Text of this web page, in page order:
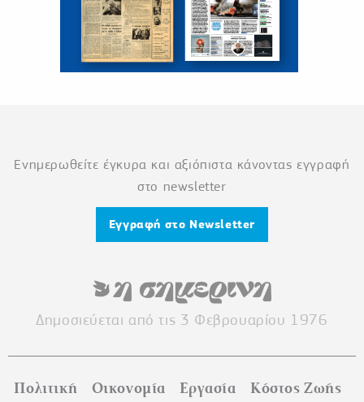
Ενημερωθείτε έγκυρα και αξιόπιστα κάνοντας εγγραφή
στο newsletter
Εγγραφή στο Newsletter
Δημοσιεύεται από τις 3 Φεβρουαρίου 1976
Πολιτική Οικονομία Εργασία
Κόστος Ζωής